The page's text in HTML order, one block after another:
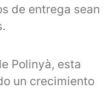
de entrega sean
Polinyà, esta
un crecimiento